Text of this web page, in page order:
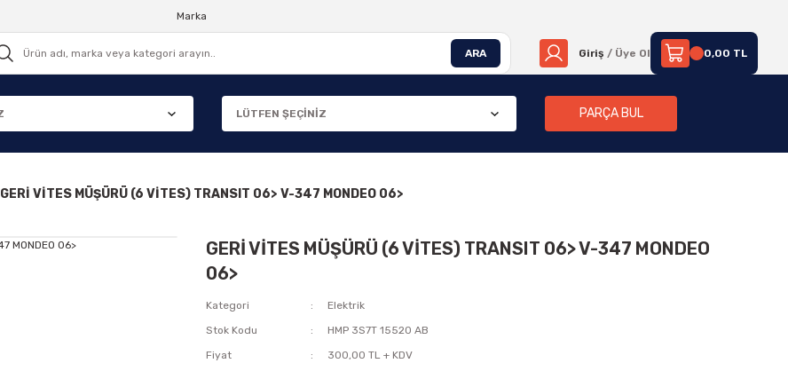
Marka
ARA Giriş / Üye Ol 0,00 TL
PARÇA BUL
GERİ VİTES MÜŞÜRÜ (6 VİTES) TRANSIT 06> V-347 MONDEO 06>
GERİ VİTES MÜŞÜRÜ (6 VİTES) TRANSIT 06> V-347 MONDEO
06>
Kategori
Elektrik
Stok Kodu
HMP 3S7T 15520 AB
Fiyat
300,00 TL + KDV